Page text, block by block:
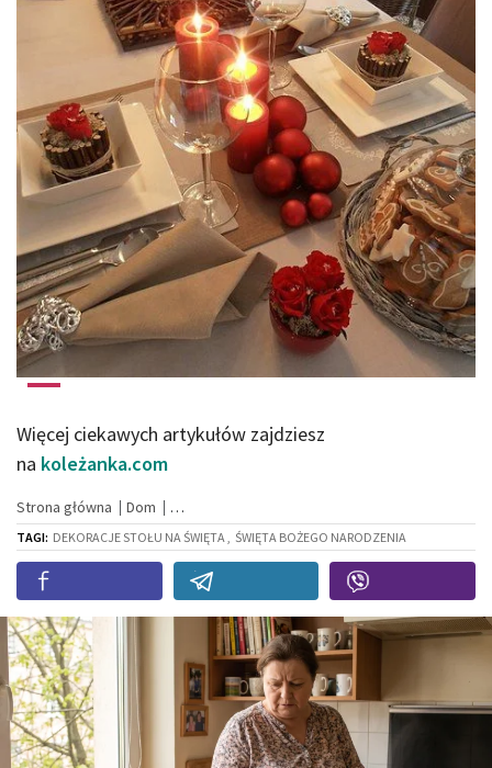
Więcej ciekawych artykułów zajdziesz
na koleżanka.com
Strona główna Dom
TAGI: DEKORACJE STOŁU NA ŚWIĘTA , ŚWIĘTA BOŻEGO NARODZENIA